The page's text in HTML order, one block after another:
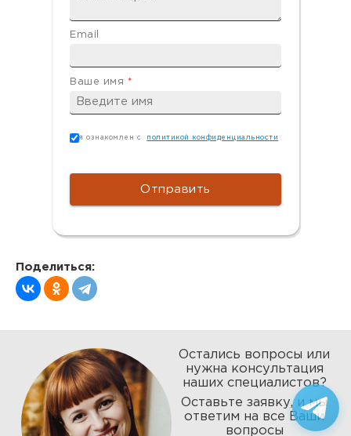
Email
Ваше имя *
я ознакомлен с
политикой конфиденциальности
Поделиться:
Остались вопросы или
нужна консультация
наших специалистов?
Оставьте заявку, и мы
ответим на все Ваши
вопросы